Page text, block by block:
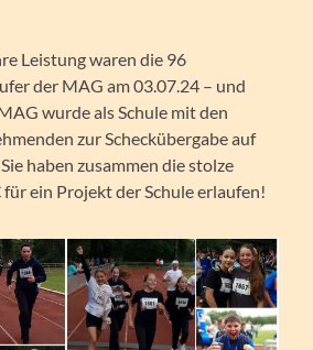
Leistung waren die 96
der MAG am 03.07.24 – und
wurde als Schule mit den
zur Scheckübergabe auf
haben zusammen die stolze
für ein Projekt der Schule erlaufen!